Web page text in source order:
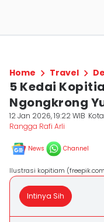
Home Travel
5 Kedai
Ngongkrong
12 Jan 2026, 19:22 WIB
Rangga Rafi Arli
News Channel
Ilustrasi kopitiam
Intinya Sih